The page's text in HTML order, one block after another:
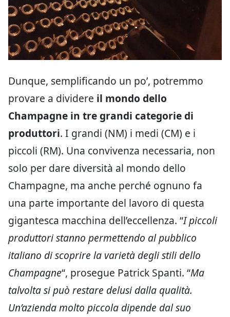
Dunque, semplificando un po’, potremmo
provare a dividere il mondo dello
Champagne in tre grandi categorie di
produttori. I grandi (NM) i medi (CM) e i
piccoli (RM). Una convivenza necessaria, non
solo per dare diversità al mondo dello
Champagne, ma anche perché ognuno fa
una parte importante del lavoro di questa
gigantesca macchina dell’eccellenza. “I piccoli
produttori stanno permettendo al pubblico
italiano di scoprire la varietà degli stili dello
Champagne“, prosegue Patrick Spanti. “Ma
talvolta si può restare delusi dalla qualità.
Un’azienda molto piccola dipende dal suo